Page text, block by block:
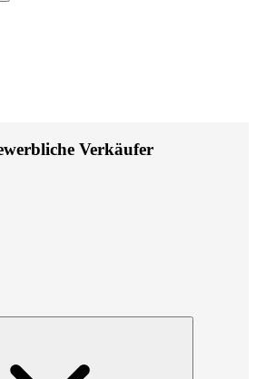
Verkäufer